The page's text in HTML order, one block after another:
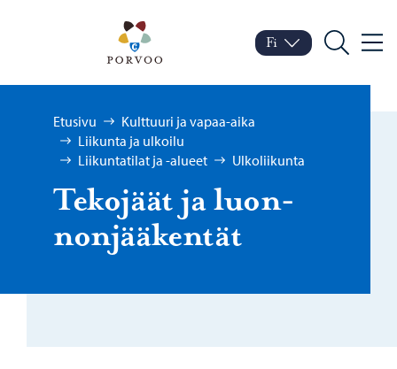
Porvoo – Siirry
Vaihda kieltä
Nykyinen kieli: Suomi
Fi
Hae
Selaa:
Etusivu
Kulttuuri ja vapaa-aika
Liikunta ja ulkoilu
Liikuntatilat ja -alueet
Ulkoliikunta
Te­ko­jäät ja luon­
non­jää­ken­tät